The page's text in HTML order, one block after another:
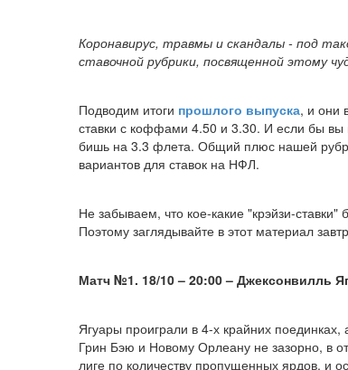
Коронавирус, травмы и скандалы - под
ставочной рубрики, посвященной этому
Подводим итоги прошлого выпуска, и они
ставки с коффами 4.50 и 3.30. И если бы вы
бишь на 3.3 флета. Общий плюс нашей
вариантов для ставок на НФЛ.
Не забываем, что кое-какие "крэйзи-
Поэтому заглядывайте в этот материал
Матч №1. 18/10 – 20:00 – Джексонвилль
Ягуары проиграли в 4-х крайних
Грин Бэю и Новому Орлеану не зазорно, в
лиге по количеству пропущенных ярдов, и